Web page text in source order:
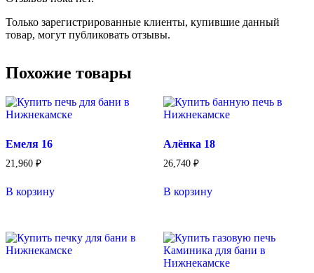
Только зарегистрированные клиенты, купившие данный
товар, могут публиковать отзывы.
Похожие товары
Емеля 16
21,960 ₽
В корзину
Алёнка 18
26,740 ₽
В корзину